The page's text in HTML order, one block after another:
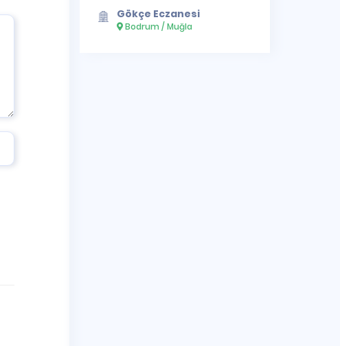
Gökçe Eczanesi
Bodrum / Muğla